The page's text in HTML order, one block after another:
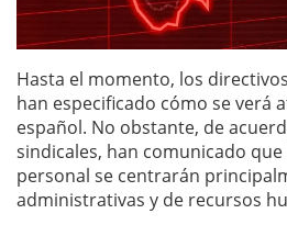
Hasta el momento, los
han especificado cómo se verá
español. No obstante, de
sindicales, han comunicado
personal se centrarán
administrativas y de recursos